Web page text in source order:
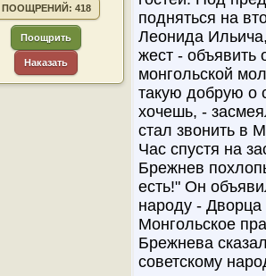
ПООЩРЕНИЙ: 418
Поощрить
Наказать
подняться на
Леонида
жест - объявить
монгольской
такую добрую о
хочешь, -
стал звонить в
Час спустя на
Брежнев
есть!" Он
народу - Дворца
Монгольское
Брежнева
советскому